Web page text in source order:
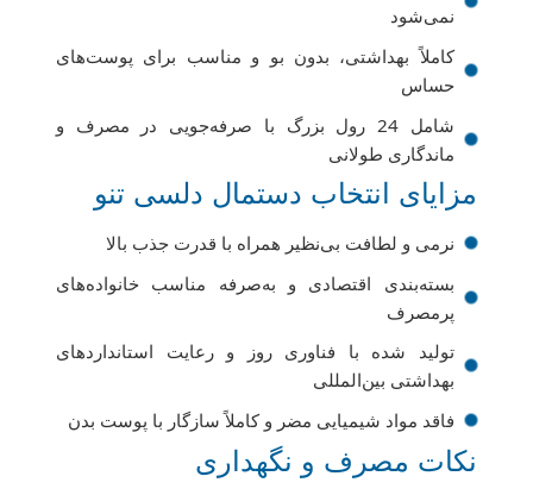
نمی‌شود
کاملاً بهداشتی، بدون بو و مناسب برای پوست‌های
حساس
شامل 24 رول بزرگ با صرفه‌جویی در مصرف و
ماندگاری طولانی
مزایای انتخاب دستمال دلسی تنو
نرمی و لطافت بی‌نظیر همراه با قدرت جذب بالا
بسته‌بندی اقتصادی و به‌صرفه مناسب خانواده‌های
پرمصرف
تولید شده با فناوری روز و رعایت استانداردهای
بهداشتی بین‌المللی
فاقد مواد شیمیایی مضر و کاملاً سازگار با پوست بدن
نکات مصرف و نگهداری